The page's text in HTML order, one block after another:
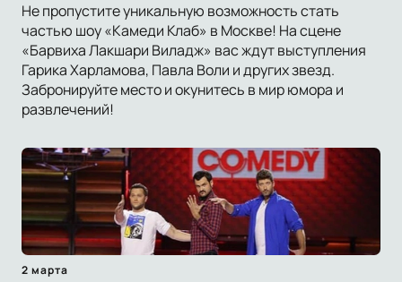
Не пропустите уникальную возможность стать
частью шоу «Камеди Клаб» в Москве! На сцене
«Барвиха Лакшари Виладж» вас ждут выступления
Гарика Харламова, Павла Воли и других звезд.
Забронируйте место и окунитесь в мир юмора и
развлечений!
2 марта